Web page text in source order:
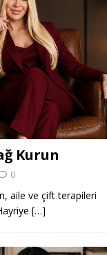
Kurun
0
aile ve çift terapileri
[…]